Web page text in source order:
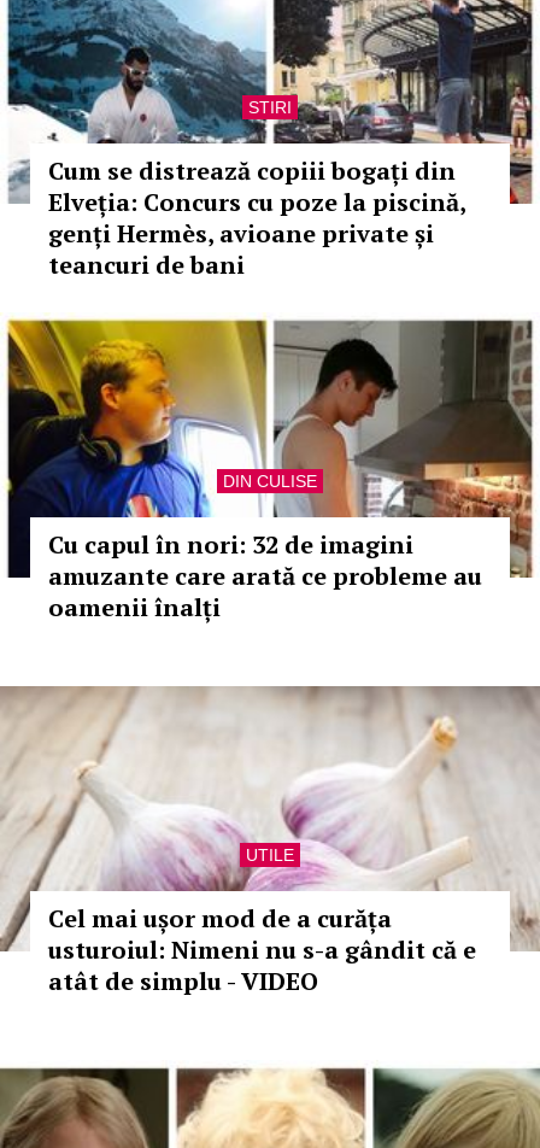
STIRI
Cum se distrează copiii bogați din
Elveția: Concurs cu poze la piscină,
genți Hermès, avioane private și
teancuri de bani
DIN CULISE
Cu capul în nori: 32 de imagini
amuzante care arată ce probleme au
oamenii înalți
UTILE
Cel mai ușor mod de a curăța
usturoiul: Nimeni nu s-a gândit că e
atât de simplu - VIDEO